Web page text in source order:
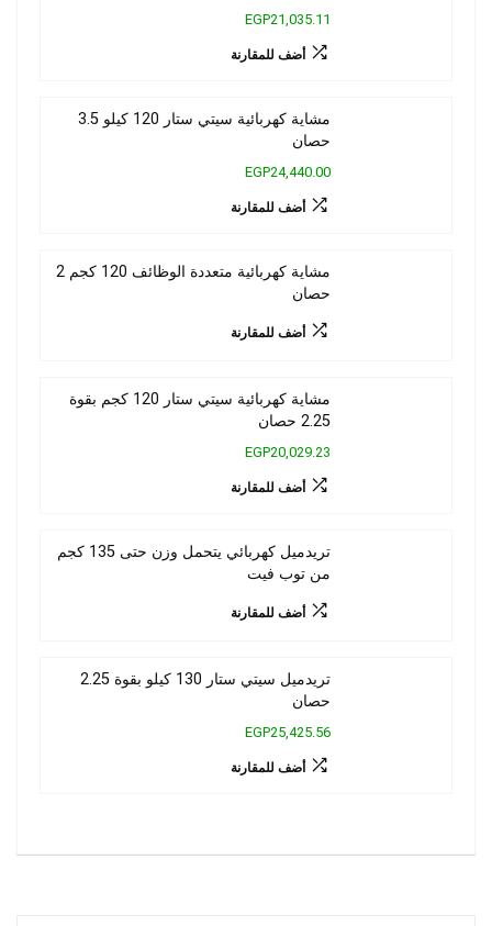
EGP21,035.11
أضف للمقارنة
مشاية كهربائية سيتي ستار 120 كيلو 3.5
حصان
EGP24,440.00
أضف للمقارنة
مشاية كهربائية متعددة الوظائف 120 كجم 2
حصان
أضف للمقارنة
مشاية كهربائية سيتي ستار 120 كجم بقوة
2.25 حصان
EGP20,029.23
أضف للمقارنة
تريدميل كهربائي يتحمل وزن حتى 135 كجم
من توب فيت
أضف للمقارنة
تريدميل سيتي ستار 130 كيلو بقوة 2.25
حصان
EGP25,425.56
أضف للمقارنة